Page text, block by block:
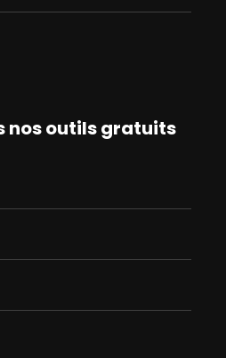
nos outils gratuits